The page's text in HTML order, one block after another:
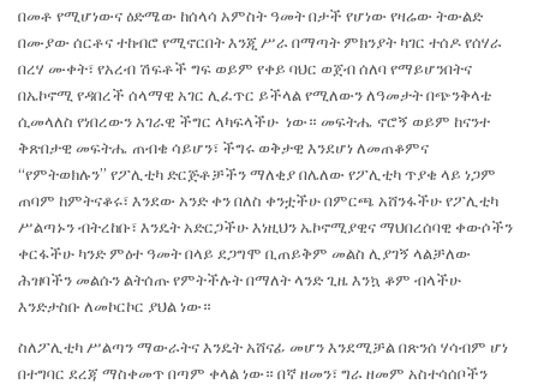
በመቶ የሚሆነውና ዕድሜው ከሰላሳ አምስት ዓመት በታች የሆነው የዛሬው ትውልድ
በሙያው ሰርቶና ተከብሮ የሚኖርበት እንጂ ሥራ በማጣት ምክንያት ካገር ተሰዶ የሰሃራ
በረሃ ሙቀት፣ የአረብ ሽፍቶች ግፍ ወይም የቀይ ባህር ወጀብ ሰለባ የማይሆንበትና
በኤኮኖሚ የዳበረች ሰላማዊ አገር ሊፈጥር ይችላል የሚለውን ለዓመታት በጭንቅላቴ
ሲመላለስ የነበረውን አገራዊ ችግር ላካፍላችሁ ነው። መፍትሔ ኖሮኝ ወይም ከናንተ
ቅጽበታዊ መፍትሔ ጠብቄ ሳይሆን፣ ችግሩ ወቅታዊ እንደሆነ ለመጠቆምና
“የምትወክሉን” የፖሊቲካ ድርጅቶቻችን ማለቂያ በሌለው የፖሊቲካ ጥያቄ ላይ ነጋም
ጠባም ከምትናቆሩ፣ እንደው አንድ ቀን በለስ ቀንቷችሁ በምርጫ አሸንፋችሁ የፖሊቲካ
ሥልጣኑን ብትረከቡ፣ እንዴት አድርጋችሁ እነዚህን ኤኮኖሚያዊና ማህበረሰባዊ ቀውሶችን
ቀርፋችሁ ካንድ ምዕተ ዓመት በላይ ደጋግሞ ቢጠይቅም መልስ ሊያገኝ ላልቻለው
ሕዝባችን መልሱን ልትሰጡ የምትችሉት በማለት ላንድ ጊዜ እንኳ ቆም ብላችሁ
እንድታስቡ ለመኮርኮር ያህል ነው።
ስለፖሊቲካ ሥልጣን ማውራትና እንዴት አሸናፊ መሆን እንደሚቻል በጽንሰ ሃሳብም ሆነ
በተግባር ደረጃ ማስቀመጥ በጣም ቀላል ነው። በኛ ዘመን፣ ግራ ዘመም አስተሳሰቦችን